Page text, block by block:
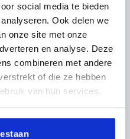
social media te bieden
Ook delen we
onze site met onze
en analyse. Deze
combineren met andere
of die ze hebben
van hun services.
FEDER
B1=20 B2=16
B3=10
DETAILS